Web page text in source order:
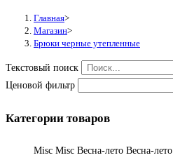
Главная>
Магазин>
Брюки черные утепленные
Текстовый поиск
Ценовой фильтр
Категории товаров
Misc Misc Весна-лето Весна-лето